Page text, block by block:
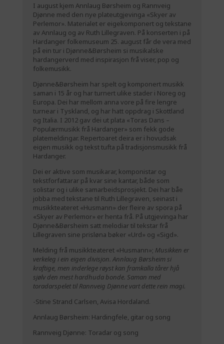
I august kjem Annlaug Børsheim og Rannveig
Djønne med den nye plateutgjevinga «Skyer av
Perlemor». Materialet er eigekomponert og tekstane
av Annlaug og av Ruth Lillegraven. På konserten i på
Hardanger folkemuseum 25. august får de vera med
på ein tur i Djønne&Børsheim si musikalske
hardangerverd med inspirasjon frå viser, pop og
folkemusikk.
Djønne&Børsheim har spelt og komponert musikk
saman i 15 år og har turnert ulike stader i Noreg og
Europa. Dei har mellom anna vore på fire lengre
turnear i Tyskland, og har hatt oppdrag i Skottland
og Italia. I 2012 gav dei ut plata «Toras Dans –
Populærmusikk frå Hardanger» som fekk gode
platemeldingar. Repertoaret deira er i hovudsak
eigen musikk og tekst tufta på tradisjonsmusikk frå
Hardanger.
Dei er aktive som musikarar, komponistar og
tekstforfattarar på kvar sine kantar, både som
solistar og i ulike samarbeidsprosjekt. Dei har båe
jobba med tekstane til Ruth Lillegraven, seinast i
musikkteateret «Husmann» der fleire av spora på
«Skyer av Perlemor» er henta frå. På utgjevinga har
Djønne&Børsheim satt melodiar til tekstar frå
Lillegraven sine prisløna bøker «Urd» og «Sigd».
Melding frå musikkteateret «Husmann»; Musikken er
verkeleg i ein eigen divisjon. Annlaug Børsheim si
kraftige, men inderlege røyst kan framkalla tårer hjå
sjølv den mest hardhuda bonde. Saman med
toradarspelet til Rannveig Djønne vart dette rein magi.
-Stine Strand Carlsen, Avisa Hordaland.
Annlaug Børsheim: Hardingfele, gitar og song
Rannveig Djønne: Toradar og song